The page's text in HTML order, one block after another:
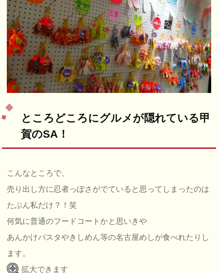
ところどころにグルメが隠れている甲
賀のSA！
こんなところで、
売り出し方に忍者っぽさがでていると思ってしまったのは
たぶん私だけ？！笑
何気に普通のフードコートかと思いきや
あんかけパスタやきしめん等の名古屋めしが食べれたりし
ます。
拡大できます